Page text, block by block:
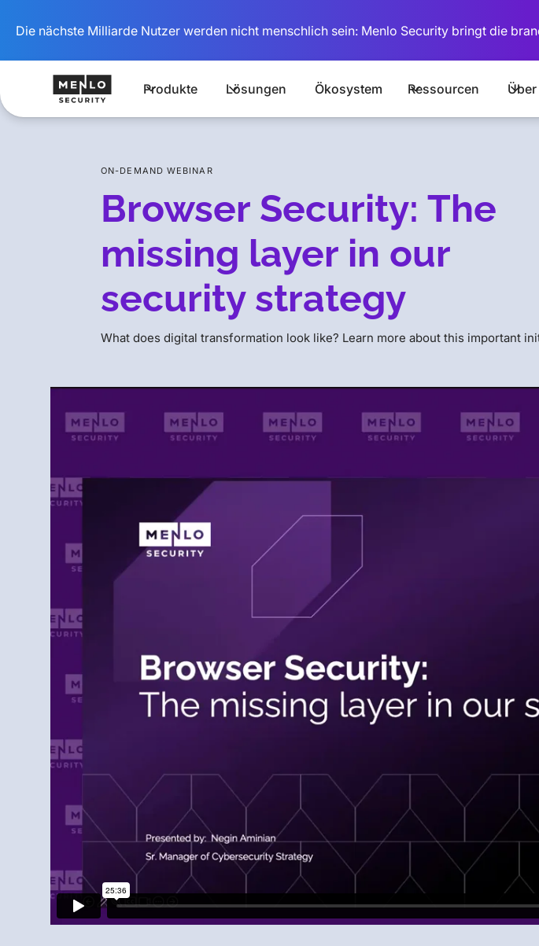
Die nächste Milliarde Nutzer werden nicht menschlich sein: Menlo Security bringt die
Produkte Lösungen Ökosystem Ressourcen Über
ON-DEMAND WEBINAR
Browser Security: The
missing layer in our
security strategy
What does digital transformation look like? Learn more about this important